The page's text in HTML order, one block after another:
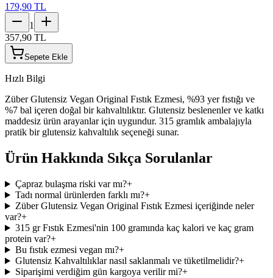
179,90 TL
1
357,90 TL
Sepete Ekle
Hızlı Bilgi
Züber Glutensiz Vegan Original Fıstık Ezmesi, %93 yer fıstığı ve
%7 bal içeren doğal bir kahvaltılıktır. Glutensiz beslenenler ve katkı
maddesiz ürün arayanlar için uygundur. 315 gramlık ambalajıyla
pratik bir glutensiz kahvaltılık seçeneği sunar.
Ürün Hakkında Sıkça Sorulanlar
Çapraz bulaşma riski var mı?+
Tadı normal ürünlerden farklı mı?+
Züber Glutensiz Vegan Original Fıstık Ezmesi içeriğinde neler
var?+
315 gr Fıstık Ezmesi'nin 100 gramında kaç kalori ve kaç gram
protein var?+
Bu fıstık ezmesi vegan mı?+
Glutensiz Kahvaltılıklar nasıl saklanmalı ve tüketilmelidir?+
Siparişimi verdiğim gün kargoya verilir mi?+